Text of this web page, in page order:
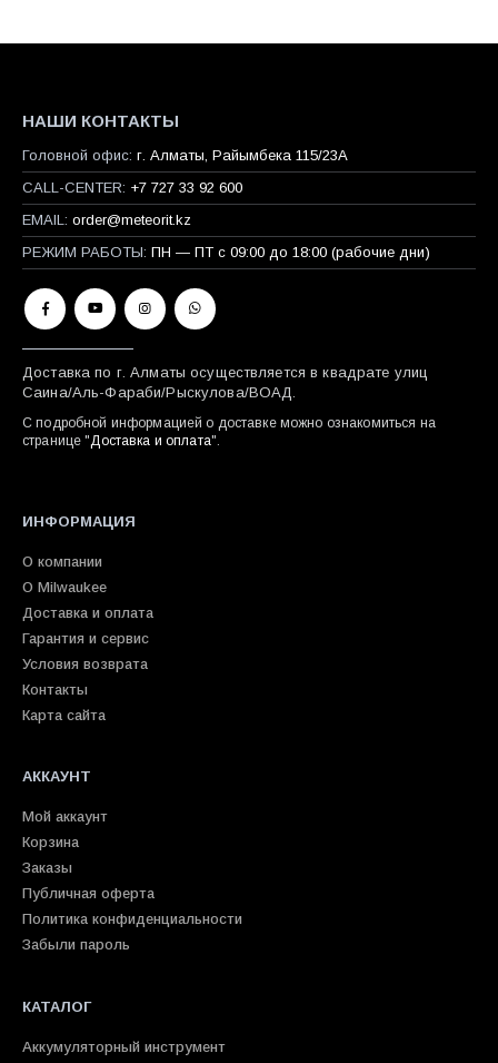
НАШИ КОНТАКТЫ
Головной офис: г. Алматы, Райымбека 115/23A
CALL-CENTER: +7 727 33 92 600
EMAIL: order@meteorit.kz
РЕЖИМ РАБОТЫ: ПН — ПТ с 09:00 до 18:00 (рабочие дни)
Доставка по г. Алматы осуществляется в квадрате улиц
Саина/Аль-Фараби/Рыскулова/ВОАД.
С подробной информацией о доставке можно ознакомиться на
странице " Доставка и оплата".
ИНФОРМАЦИЯ
О компании
О Milwaukee
Доставка и оплата
Гарантия и сервис
Условия возврата
Контакты
Карта сайта
АККАУНТ
Мой аккаунт
Корзина
Заказы
Публичная оферта
Политика конфиденциальности
Забыли пароль
КАТАЛОГ
Аккумуляторный инструмент